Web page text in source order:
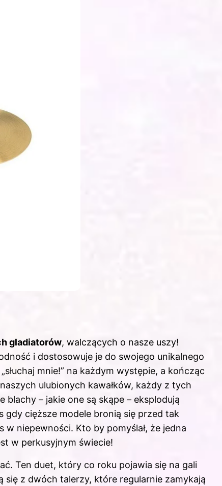
gladiatorów, walczących o nasze uszy!
i dostosowuje je do swojego unikalnego
mnie!” na każdym występie, a kończąc
ulubionych kawałków, każdy z tych
– jakie one są skąpe – eksplodują
gdy cięższe modele bronią się przed tak
niepewności. Kto by pomyślał, że jedna
w perkusyjnym świecie!
Ten duet, który co roku pojawia się na gali
się z dwóch talerzy, które regularnie zamykają